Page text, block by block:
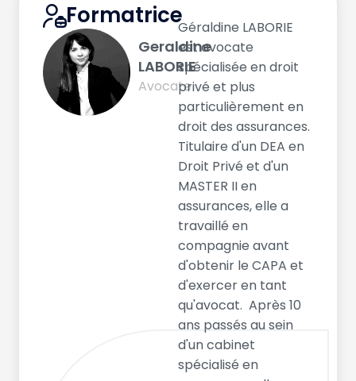
Formatrice
Geraldine
LABORIE
Avocate
Géraldine LABORIE
est avocate
spécialisée en droit
privé et plus
particulièrement en
droit des assurances.
Titulaire d'un DEA en
Droit Privé et d'un
MASTER II en
assurances, elle a
travaillé en
compagnie avant
d'obtenir le CAPA et
d'exercer en tant
qu'avocat. Après 10
ans passés au sein
d'un cabinet
spécialisé en